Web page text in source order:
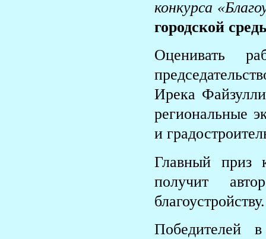
конкурса
городской
Оценивать
Ирека
региональные
и
Главный приз
получит
благоустройству.
Победителей